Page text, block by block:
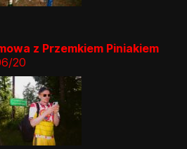
z Przemkiem Piniakiem
20